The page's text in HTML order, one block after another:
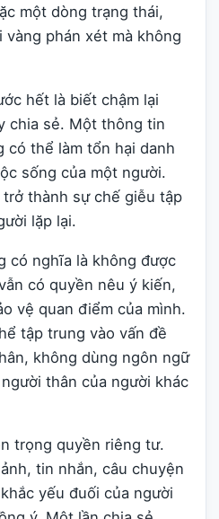
một dòng trạng thái,
phán xét mà không
hết là biết chậm lại
chia sẻ. Một thông tin
có thể làm tổn hại danh
sống của một người.
thành sự chế giễu tập
lặp lại.
có nghĩa là không được
có quyền nêu ý kiến,
vệ quan điểm của mình.
tập trung vào vấn đề
không dùng ngôn ngữ
thân của người khác
trọng quyền riêng tư.
tin nhắn, câu chuyện
yếu đuối của người